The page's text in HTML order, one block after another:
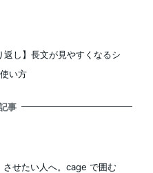
し】長文が見やすくなるシ
い方
事
せたい人へ。cage で囲む